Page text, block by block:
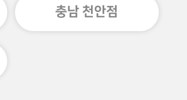
충남 천안점